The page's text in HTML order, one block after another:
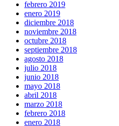
febrero 2019
enero 2019
diciembre 2018
noviembre 2018
octubre 2018
septiembre 2018
agosto 2018
julio 2018
junio 2018
mayo 2018
abril 2018
marzo 2018
febrero 2018
enero 2018